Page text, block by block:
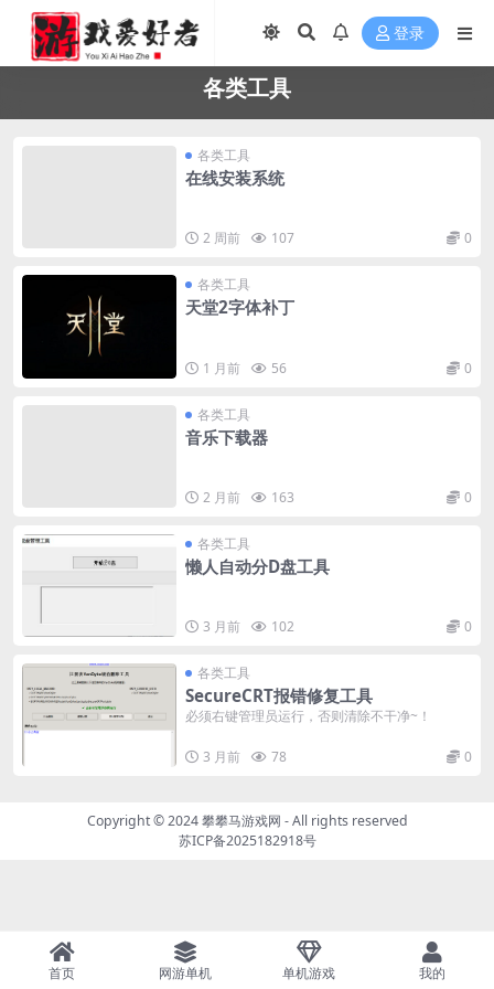
登录
各类工具
各类工具
在线安装系统
2 周前 107 0
各类工具
天堂2字体补丁
1 月前 56 0
各类工具
音乐下载器
2 月前 163 0
各类工具
懒人自动分D盘工具
3 月前 102 0
各类工具
SecureCRT报错修复工具
必须右键管理员运行，否则清除不干净~！
3 月前 78 0
Copyright © 2024攀攀马游戏网 - All rights reserved
苏ICP备2025182918号
首页 网游单机 单机游戏 我的